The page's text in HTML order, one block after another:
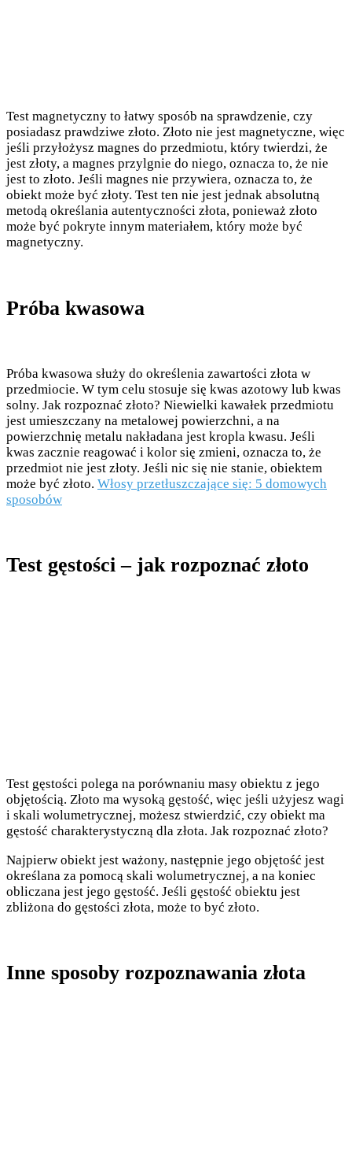
Test magnetyczny to łatwy sposób na sprawdzenie, czy
posiadasz prawdziwe złoto. Złoto nie jest magnetyczne, więc
jeśli przyłożysz magnes do przedmiotu, który twierdzi, że
jest złoty, a magnes przylgnie do niego, oznacza to, że nie
jest to złoto. Jeśli magnes nie przywiera, oznacza to, że
obiekt może być złoty. Test ten nie jest jednak absolutną
metodą określania autentyczności złota, ponieważ złoto
może być pokryte innym materiałem, który może być
magnetyczny.
Próba kwasowa
Próba kwasowa służy do określenia zawartości złota w
przedmiocie. W tym celu stosuje się kwas azotowy lub kwas
solny. Jak rozpoznać złoto? Niewielki kawałek przedmiotu
jest umieszczany na metalowej powierzchni, a na
powierzchnię metalu nakładana jest kropla kwasu. Jeśli
kwas zacznie reagować i kolor się zmieni, oznacza to, że
przedmiot nie jest złoty. Jeśli nic się nie stanie, obiektem
może być złoto. Włosy przetłuszczające się: 5 domowych
sposobów
Test gęstości – jak rozpoznać złoto
Test gęstości polega na porównaniu masy obiektu z jego
objętością. Złoto ma wysoką gęstość, więc jeśli użyjesz wagi
i skali wolumetrycznej, możesz stwierdzić, czy obiekt ma
gęstość charakterystyczną dla złota. Jak rozpoznać złoto?
Najpierw obiekt jest ważony, następnie jego objętość jest
określana za pomocą skali wolumetrycznej, a na koniec
obliczana jest jego gęstość. Jeśli gęstość obiektu jest
zbliżona do gęstości złota, może to być złoto.
Inne sposoby rozpoznawania złota